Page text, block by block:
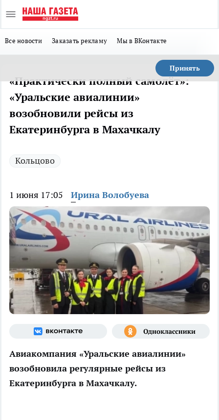
Все новости Заказать рекламу Мы в ВКонтакте
Принять
«Практически полный самолёт»:
«Уральские авиалинии»
возобновили рейсы из
Екатеринбурга в Махачкалу
Кольцово
1 июня 17:05 Ирина Волобуева
Авиакомпания «Уральские авиалинии»
возобновила регулярные рейсы из
Екатеринбурга в Махачкалу.